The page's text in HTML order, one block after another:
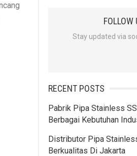
FOLLOW
Stay updated via
RECENT POSTS
Pabrik Pipa Stainless
Berbagai Kebutuhan
Distributor Pipa
Berkualitas Di Jakarta